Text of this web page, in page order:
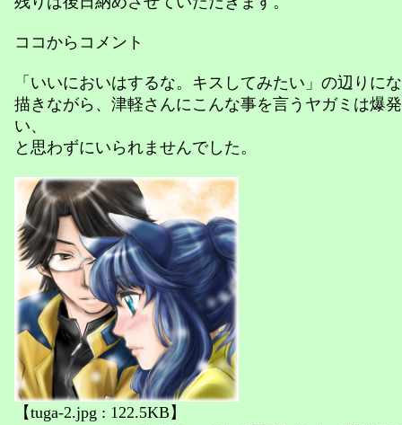
ココからコメント
「いいにおいはするな。キスしてみたい」の辺りに
描きながら、津軽さんにこんな事を言うヤガミは爆
い、
と思わずにいられませんでした。
【tuga-2.jpg : 122.5KB】